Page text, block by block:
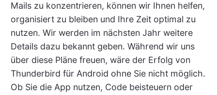
Mails zu konzentrieren, können wir Ihnen helfen,
organisiert zu bleiben und Ihre Zeit optimal zu
nutzen. Wir werden im nächsten Jahr weitere
Details dazu bekannt geben. Während wir uns
über diese Pläne freuen, wäre der Erfolg von
Thunderbird für Android ohne Sie nicht möglich.
Ob Sie die App nutzen, Code beisteuern oder